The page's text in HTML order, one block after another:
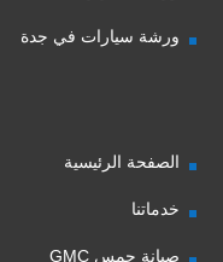
ورشة سيارات في جدة
الصفحة الرئيسية
خدماتنا
صيانة جمس GMC